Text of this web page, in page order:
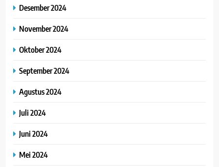
Desember 2024
November 2024
Oktober 2024
September 2024
Agustus 2024
Juli 2024
Juni 2024
Mei 2024